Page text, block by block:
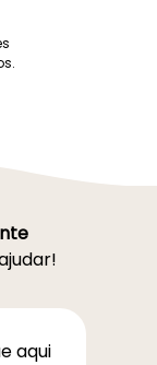
aqui